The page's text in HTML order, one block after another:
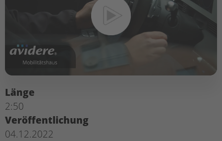
Länge
2:50
Veröffentlichung
04.12.2022